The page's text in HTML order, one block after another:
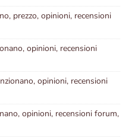
prezzo, opinioni, recensioni
opinioni, recensioni
opinioni, recensioni
opinioni, recensioni forum,